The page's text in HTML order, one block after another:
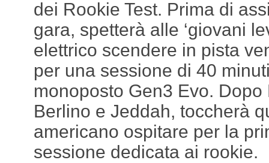
dei Rookie Test. Prima di
gara, spetterà alle ‘giovani
elettrico scendere in pista
per una sessione di 40
monoposto Gen3 Evo.
Berlino e Jeddah, toccherà
americano ospitare per la
sessione dedicata ai rookie.